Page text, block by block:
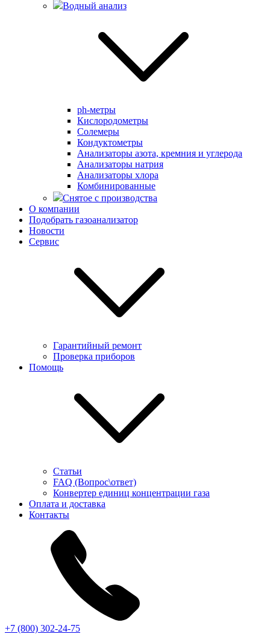
Водный анализ
ph-метры
Кислородометры
Солемеры
Кондуктометры
Анализаторы азота, кремния и углерода
Анализаторы натрия
Анализаторы хлора
Комбинированные
Снятое с производства
О компании
Подобрать газоанализатор
Новости
Сервис
Гарантийный ремонт
Проверка приборов
Помощь
Статьи
FAQ (Вопрос\ответ)
Конвертер единиц концентрации газа
Оплата и доставка
Контакты
+7 (800) 302-24-75